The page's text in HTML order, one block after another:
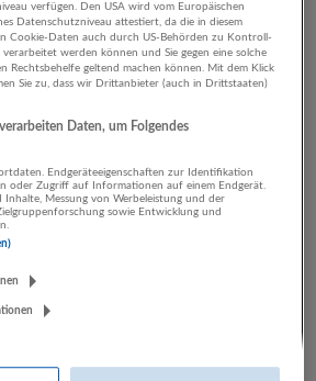
Werbung und
Bergheim bei Salzburg
verfügen. Den USA wird vom Europäischen
Datenschutzniveau attestiert, da die in diesem
Cookie-Daten auch durch US-Behörden zu Kontroll-
werden können und Sie gegen eine solche
Rechtsbehelfe geltend machen können. Mit dem Klick
Sie zu, dass wir Drittanbieter (auch in Drittstaaten)
Daten, um Folgendes
Endgeräteeigenschaften zur Identifikation
oder Zugriff auf Informationen auf einem Endgerät.
Inhalte, Messung von Werbeleistung und der
sowie Entwicklung und